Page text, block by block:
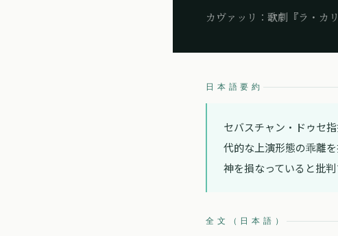
カヴァッリ：歌劇『ラ・カリ
日本語要約
セバスチャン・ドゥセ
代的な上演形態の乖離
神を損なっていると批
全文（日本語）